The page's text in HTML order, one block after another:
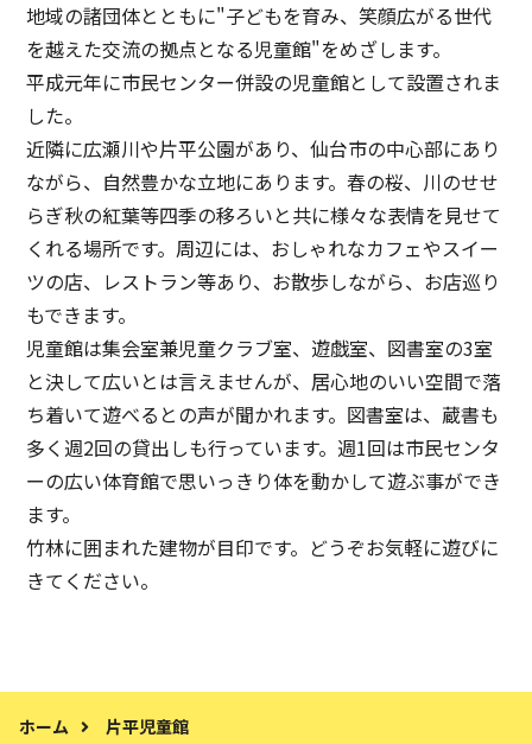
地域の諸団体とともに"子どもを育み、笑顔広がる世代
を越えた交流の拠点となる児童館"をめざします。
平成元年に市民センター併設の児童館として設置されま
した。
近隣に広瀬川や片平公園があり、仙台市の中心部にあり
ながら、自然豊かな立地にあります。春の桜、川のせせ
らぎ秋の紅葉等四季の移ろいと共に様々な表情を見せて
くれる場所です。周辺には、おしゃれなカフェやスイー
ツの店、レストラン等あり、お散歩しながら、お店巡り
もできます。
児童館は集会室兼児童クラブ室、遊戯室、図書室の3室
と決して広いとは言えませんが、居心地のいい空間で落
ち着いて遊べるとの声が聞かれます。図書室は、蔵書も
多く週2回の貸出しも行っています。週1回は市民センタ
ーの広い体育館で思いっきり体を動かして遊ぶ事ができ
ます。
竹林に囲まれた建物が目印です。どうぞお気軽に遊びに
きてください。
ホーム 片平児童館